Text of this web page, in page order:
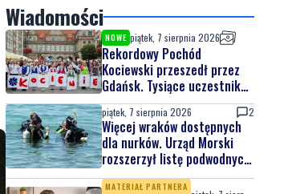
Wiadomości
NOWE piątek, 7 sierpnia 2026
Rekordowy Pochód
Kociewski przeszedł przez
Gdańsk. Tysiące uczestników
na jubileuszowej edycji
piątek, 7 sierpnia 2026 2
Więcej wraków dostępnych
dla nurków. Urząd Morski
rozszerzył listę podwodnych
atrakcji
MATERIAŁ PARTNERA